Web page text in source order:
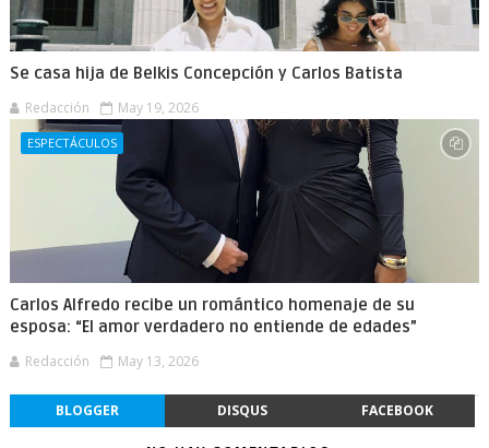
Se casa hija de Belkis Concepción y Carlos Batista
Redacción May 19, 2026
ESPECTÁCULOS
Carlos Alfredo recibe un romántico homenaje de su
esposa: “El amor verdadero no entiende de edades”
Redacción May 13, 2026
BLOGGER DISQUS FACEBOOK